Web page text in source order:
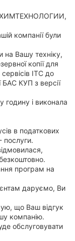
компанії були
Вашу техніку,
копії для
ІТС до
БАС КУП з версії
годину і виконала
в податкових
послуги.
програм на
даруємо, Ви
що Ваш відгук
компанію.
обслуговувати